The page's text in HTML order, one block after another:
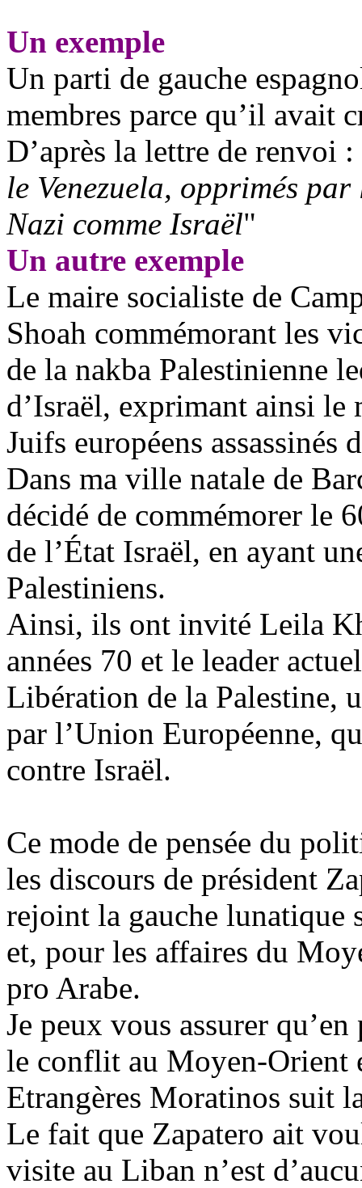
Un exemple
Un parti de gauche
membres parce qu’il avait
D’après la lettre de renvoi
le Venezuela, opprimés
Nazi comme Israël"
Un autre exemple
Le maire socialiste de
Shoah commémorant les
de la nakba Palestinienne
d’Israël, exprimant ainsi
Juifs européens assassinés
Dans ma ville natale de
décidé de commémorer le
de l’État Israël, en ayant
Palestiniens.
Ainsi, ils ont invité Leila
années 70 et le leader
Libération de la Palestine,
par l’Union Européenne,
contre Israël.
Ce mode de pensée du
les discours de président
rejoint la gauche lunatique
et, pour les affaires du
pro Arabe.
Je peux vous assurer
le conflit au Moyen-Orient
Etrangères Moratinos suit
Le fait que Zapatero ait
visite au Liban n’est